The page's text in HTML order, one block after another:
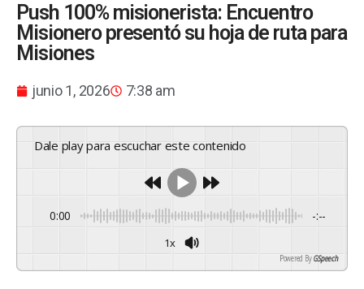
Push 100% misionerista: Encuentro
Misionero presentó su hoja de ruta para
Misiones
junio 1, 2026 7:38 am
Dale play para escuchar este contenido
0:00 -:--
1x
Powered By GSpeech